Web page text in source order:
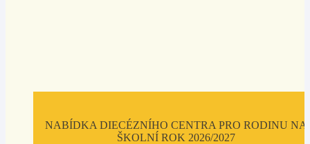
NABÍDKA DIECÉZNÍHO CENTRA PRO RODINU NA
ŠKOLNÍ ROK 2026/2027